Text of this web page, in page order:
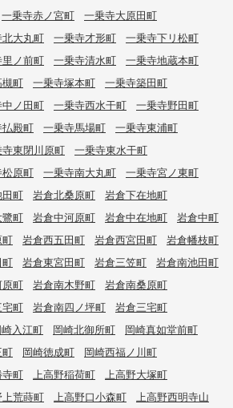
一乗寺赤ノ宮町
一乗寺大原田町
大丸町 一乗寺才形町
一乗寺下リ松町
ノ前町 一乗寺清水町
一乗寺地蔵本町
町 一乗寺塚本町
一乗寺築田町
ノ田町 一乗寺西水干町
一乗寺野田町
殿町 一乗寺馬場町
一乗寺東浦町
東閉川原町
一乗寺東水干町
原町 一乗寺南大丸町
一乗寺宮ノ東町
町 岩倉北桑原町
岩倉下在地町
町 岩倉中河原町 岩倉中在地町
岩倉中町
町 岩倉西五田町 岩倉西宮田町
岩倉幡枝町
町 岩倉東宮田町 岩倉三笠町
岩倉南池田町
町 岩倉南木野町
岩倉南桑原町
町 岩倉南四ノ坪町
岩倉三宅町
入江町 岡崎北御所町
岡崎真如堂前町
町 岡崎徳成町
岡崎西福ノ川町
寺町 上高野稲荷町
上高野大塚町
荒蒔町 上高野口小森町
上高野西明寺山